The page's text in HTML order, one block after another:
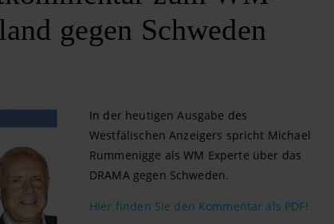
gegen Schweden
In der heutigen Ausgabe des
Westfälischen Anzeigers spricht Michael
Rummenigge als WM Experte über das
DRAMA gegen Schweden.
Hier finden Sie den Kommentar als PDF!